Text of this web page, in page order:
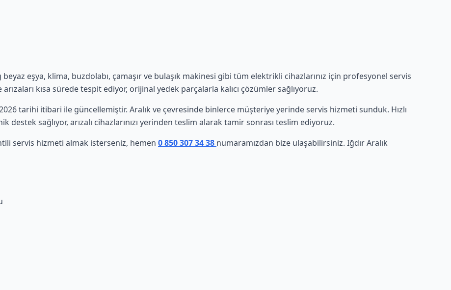
eşya, klima, buzdolabı, çamaşır ve bulaşık makinesi gibi tüm elektrikli cihazlarınız için profesyonel servis
kısa sürede tespit ediyor, orijinal yedek parçalarla kalıcı çözümler sağlıyoruz.
tarihi itibari ile güncellemiştir. Aralık ve çevresinde binlerce müşteriye yerinde servis hizmeti sunduk. Hızlı
destek sağlıyor, arızalı cihazlarınızı yerinden teslim alarak tamir sonrası teslim ediyoruz.
servis hizmeti almak isterseniz, hemen 0 850 307 34 38 numaramızdan bize ulaşabilirsiniz. Iğdır Aralık